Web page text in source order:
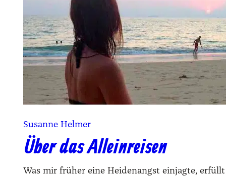
Susanne Helmer
Über das Alleinreisen
Was mir früher eine Heidenangst einjagte,